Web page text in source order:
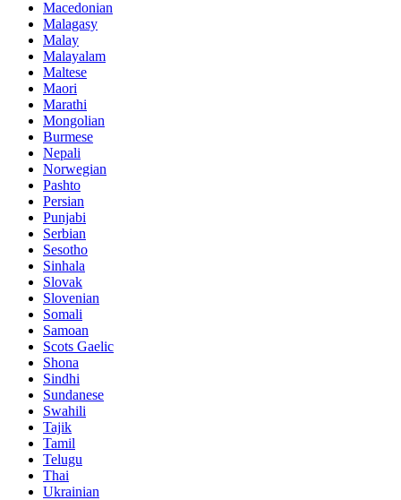
Macedonian
Malagasy
Malay
Malayalam
Maltese
Maori
Marathi
Mongolian
Burmese
Nepali
Norwegian
Pashto
Persian
Punjabi
Serbian
Sesotho
Sinhala
Slovak
Slovenian
Somali
Samoan
Scots Gaelic
Shona
Sindhi
Sundanese
Swahili
Tajik
Tamil
Telugu
Thai
Ukrainian